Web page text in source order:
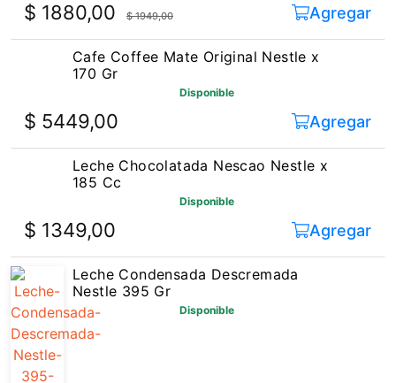
$ 1880,00 $ 1949,00 Agregar
Cafe Coffee Mate Original Nestle x
170 Gr
Disponible
$ 5449,00 Agregar
Leche Chocolatada Nescao Nestle x
185 Cc
Disponible
$ 1349,00 Agregar
Leche Condensada Descremada
Nestle 395 Gr
Disponible